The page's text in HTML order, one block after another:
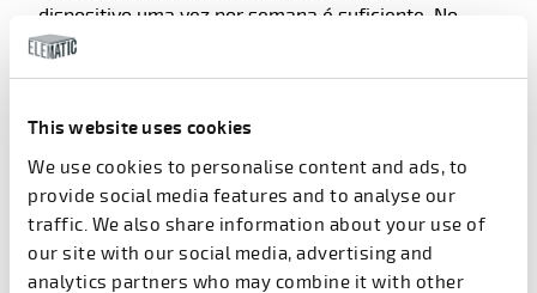
This website uses cookies
We use cookies to personalise content and ads, to
provide social media features and to analyse our
traffic. We also share information about your use of
our site with our social media, advertising and
analytics partners who may combine it with other
dispositivo uma vez por semana é suficiente. No
restante do tempo, ele cuida de sua tarefa de forma
confiável e automática."
Depois de quase dois anos de testes, o pessoal da
produtores de pré-moldados e pré-misturados e
para qualquer tipo de fábrica, onde a água é usada
para lavagem ou limpeza, por exemplo.
"Especialmente se você não tem muito espaço, esse